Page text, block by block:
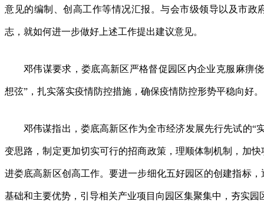
意见的编制、创高工作等情况汇报。与会市级领导以及市政
志，就如何进一步做好上述工作提出建议意见。
邓伟谋要求，娄底高新区严格督促园区内企业克服麻痹
想弦”，扎实落实疫情防控措施，确保疫情防控形势平稳向好。
邓伟谋指出，娄底高新区作为全市经济发展先行先试的“
变思路，制定更加切实可行的招商政策，理顺体制机制，加
进娄底高新区创高工作。要进一步细化五好园区的创建指标
基础和主要优势，引导相关产业项目向园区集聚集中，夯实园